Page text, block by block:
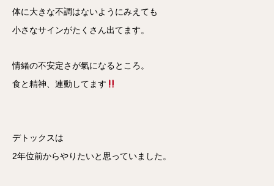
体に大きな不調はないようにみえても
小さなサインがたくさん出てます。
情緒の不安定さが氣になるところ。
食と精神、連動してます
デトックスは
2年位前からやりたいと思っていました。